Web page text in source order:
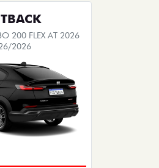
200 FLEX AT 2026
2026